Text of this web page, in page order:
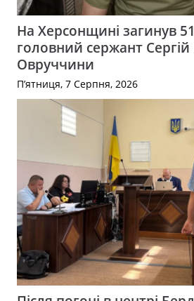
На Херсонщині загинув
головний сержант Сергій
Овруччини
П’ятниця, 7 Серпня, 2026